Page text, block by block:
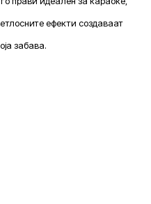
ефекти создаваат
забава.